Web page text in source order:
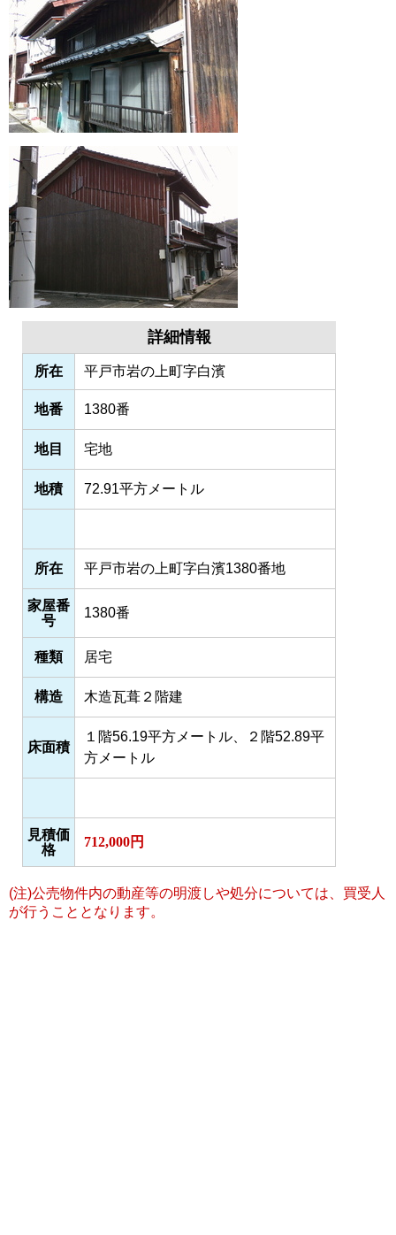
詳細情報
所在 平戸市岩の上町字白濱
地番 1380番
地目 宅地
地積 72.91平方メートル
所在 平戸市岩の上町字白濱1380番地
家屋番
号
1380番
種類 居宅
構造 木造瓦葺２階建
床面積
１階56.19平方メートル、２階52.89平
方メートル
見積価
格
712,000円
(注)公売物件内の動産等の明渡しや処分については、買受人
が行うこととなります。